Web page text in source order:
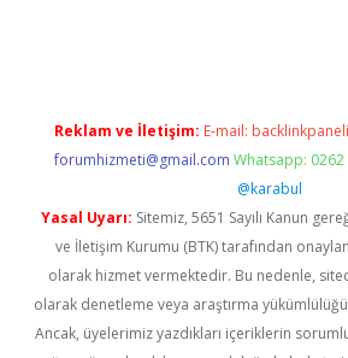
Reklam ve İletişim: E-mail:
forumhizmeti@gmail.com Whatsapp: 0262
@karabul
Yasal Uyarı: Sitemiz, 5651 Sayılı Kanun
ve İletişim Kurumu (BTK) tarafından
olarak hizmet vermektedir. Bu nedenle,
olarak denetleme veya araştırma
Ancak, üyelerimiz yazdıkları içeriklerin